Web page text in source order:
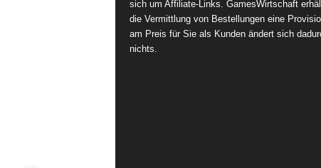
sich um Affiliate-Links. GamesWirtschaft
die Vermittlung von Bestellungen eine
am Preis für Sie als Kunden ändert sich
nichts.